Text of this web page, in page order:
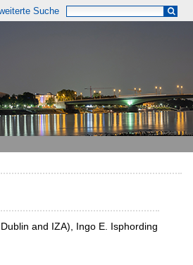
Suche
and IZA), Ingo E. Isphording